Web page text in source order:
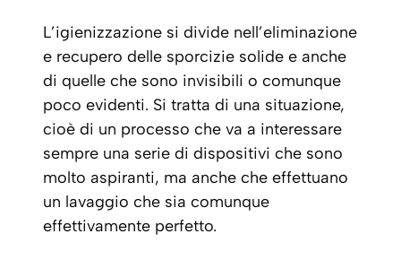
L’igienizzazione si divide nell’eliminazione
e recupero delle sporcizie solide e anche
di quelle che sono invisibili o comunque
poco evidenti. Si tratta di una situazione,
cioè di un processo che va a interessare
sempre una serie di dispositivi che sono
molto aspiranti, ma anche che effettuano
un lavaggio che sia comunque
effettivamente perfetto.